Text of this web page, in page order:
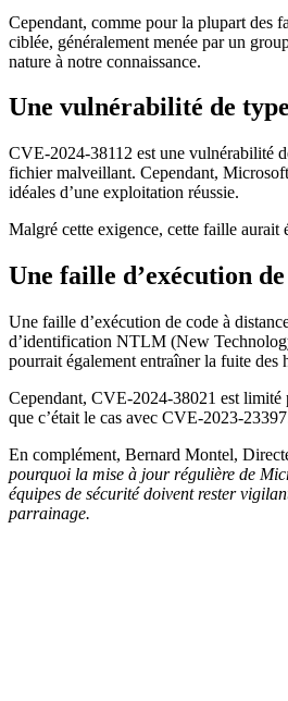
Cependant, comme pour la plupart des
ciblée, généralement menée par un
nature à notre connaissance.
Une vulnérabilité de
CVE-2024-38112 est une vulnérabilité
fichier malveillant. Cependant,
idéales d’une exploitation réussie.
Malgré cette exigence, cette faille aurait
Une faille d’exécution
Une faille d’exécution de code à
d’identification NTLM (New
pourrait également entraîner la fuite des
Cependant, CVE-2024-38021 est limité
que c’était le cas avec CVE-2023-
En complément, Bernard Montel,
pourquoi la mise à jour régulière de
équipes de sécurité doivent rester
parrainage.